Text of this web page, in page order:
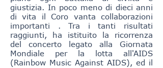
giustizia. In poco meno di dieci anni
di vita il Coro vanta collaborazioni
importanti . Tra i tanti risultati
raggiunti, ha istituito la ricorrenza
del concerto legato alla Giornata
Mondiale per la lotta all'AIDS
(Rainbow Music Against AIDS), ed il